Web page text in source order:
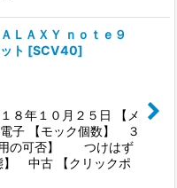
ＡＸＹ ｎｏｔｅ９
ト [SCV40]
年１０月２５日 【メ
【モック個数】 ３
用の可否】 つけはず
】 中古 【クリックポ